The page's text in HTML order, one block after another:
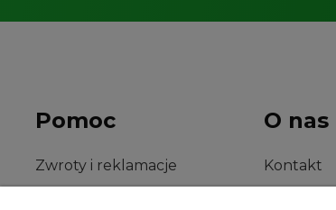
Pomoc
Zwroty i reklamacje
O nas
Kontakt